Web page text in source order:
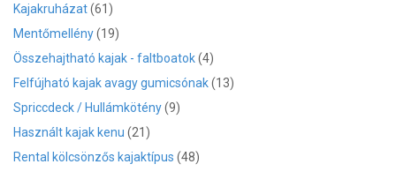
Kajakruházat(61)
Mentőmellény(19)
Összehajtható kajak - faltboatok(4)
Felfújható kajak avagy gumicsónak(13)
Spriccdeck / Hullámkötény(9)
Használt kajak kenu (21)
Rental kölcsönzős kajaktípus (48)